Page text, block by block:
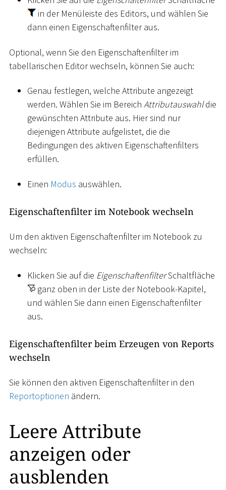
in der Menüleiste des Editors, und wählen Sie
dann einen Eigenschaftenfilter aus.
Optional, wenn Sie den Eigenschaftenfilter im
tabellarischen Editor wechseln, können Sie auch:
Genau festlegen, welche Attribute angezeigt
werden. Wählen Sie im Bereich Attributauswahldie
gewünschten Attribute aus. Hier sind nur
diejenigen Attribute aufgelistet, die die
Bedingungen des aktiven Eigenschaftenfilters
erfüllen.
Einen Modus auswählen.
Eigenschaftenfilter im Notebook wechseln
Um den aktiven Eigenschaftenfilter im Notebook zu
wechseln:
Klicken Sie auf die EigenschaftenfilterSchaltfläche
ganz oben in der Liste der Notebook-Kapitel,
und wählen Sie dann einen Eigenschaftenfilter
aus.
Eigenschaftenfilter beim Erzeugen von Reports
wechseln
Sie können den aktiven Eigenschaftenfilter in den
Reportoptionen ändern.
Leere Attribute
anzeigen oder
ausblenden